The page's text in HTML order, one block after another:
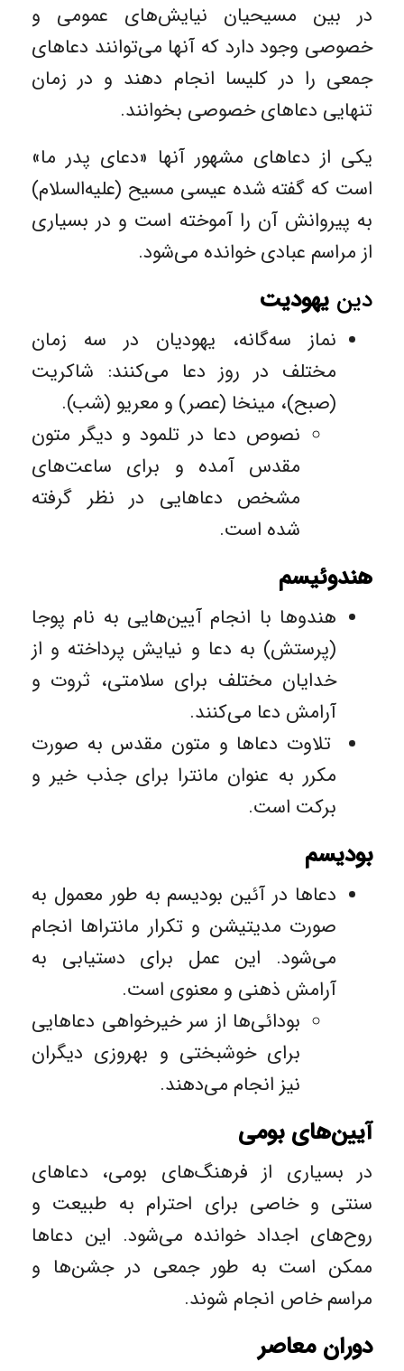
در بین مسیحیان نیایش‌های عمومی و
خصوصی وجود دارد که آنها می‌توانند دعاهای
جمعی را در کلیسا انجام دهند و در زمان
تنهایی دعاهای خصوصی بخوانند.
یکی از دعاهای مشهور آنها «دعای پدر ما»
است که گفته شده عیسی مسیح (علیه‌السلام)
به پیروانش آن را آموخته است و در بسیاری
از مراسم عبادی خوانده می‌شود.
دین یهودیت
نماز سه‌گانه، یهودیان در سه زمان
مختلف در روز دعا می‌کنند: شاکریت
(صبح)، مینخا (عصر) و معریو (شب).
نصوص دعا در تلمود و دیگر متون
مقدس آمده و برای ساعت‌های
مشخص دعاهایی در نظر گرفته
شده است.
هندوئیسم
هندوها با انجام آیین‌هایی به نام پوجا
(پرستش) به دعا و نیایش پرداخته و از
خدایان مختلف برای سلامتی، ثروت و
آرامش دعا می‌کنند.
تلاوت دعاها و متون مقدس به صورت
مکرر به عنوان مانترا برای جذب خیر و
برکت است.
بودیسم
دعاها در آئین بودیسم به طور معمول به
‌صورت مدیتیشن و تکرار مانتراها انجام
می‌شود. این عمل برای دستیابی به
آرامش ذهنی و معنوی است.
بودائی‌ها از سر خیرخواهی دعاهایی
برای خوشبختی و بهروزی دیگران
نیز انجام می‌دهند.
آیین‌های بومی
در بسیاری از فرهنگ‌های بومی، دعاهای
سنتی و خاصی برای احترام به طبیعت و
روح‌های اجداد خوانده می‌شود. این دعاها
ممکن است به ‌طور جمعی در جشن‌ها و
مراسم خاص انجام شوند.
دوران معاصر